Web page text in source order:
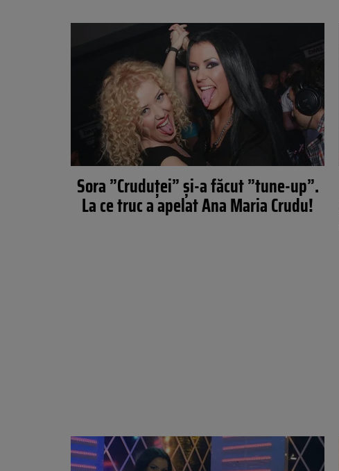
Sora ”Cruduţei” şi-a făcut ”tune-up”.
La ce truc a apelat Ana Maria Crudu!